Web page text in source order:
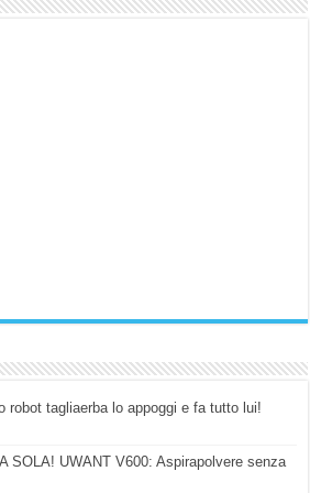
robot tagliaerba lo appoggi e fa tutto lui!
SOLA! UWANT V600: Aspirapolvere senza